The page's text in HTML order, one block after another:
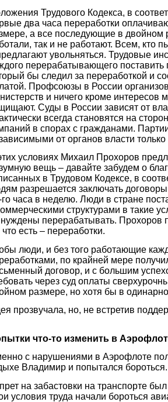
Трудового Кодекса, в
два часа переработки
а все последующие в двойном
так и не работают. Всем, кто
увольняться. Трудовые
перерабатывающего поставить
бы следил за переработкой и
Профсоюзы в России
и ничего кроме интересов
Суды в России зависят от
всегда становятся на
в спорах с гражданами.
от органов власти
условиях Михаил Прохоров
вещь – давайте забудем о
в Трудовом Кодексе, в
разрешается заключать
часа в неделю. Люди в стране
структурами в такие
перерабатывать. Прохоров
что есть – переработки.
люди, и без того работающие
по крайней мере
договор, и с большим
через суд оплаты
размере, но хотя бы в
прозвучала, но, не встретив
что-то изменить в
с нарушениями в Аэрофлоте
Владимир и попытался бороться.
на забастовки на транспорте
условия труда начали бороться